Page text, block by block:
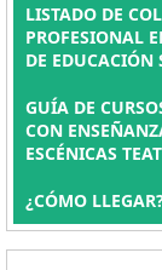
LISTADO DE
PROFESIONAL
DE EDUCACIÓN
GUÍA DE
CON
ESCÉNICAS
¿CÓMO